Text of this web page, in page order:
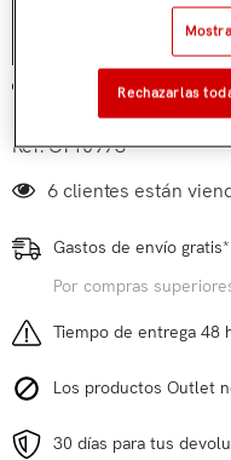
AÑADIR
Añadir a mi lista de
Ref:CT10973
6 clientes están
Gastos de envío gratis*
Por compras
Tiempo de entrega 48
Los productos Outlet
30 días para tus
Rechazarlas